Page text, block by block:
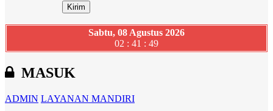
Sabtu, 08 Agustus 2026
02 : 41 : 50
MASUK
ADMIN LAYANAN MANDIRI